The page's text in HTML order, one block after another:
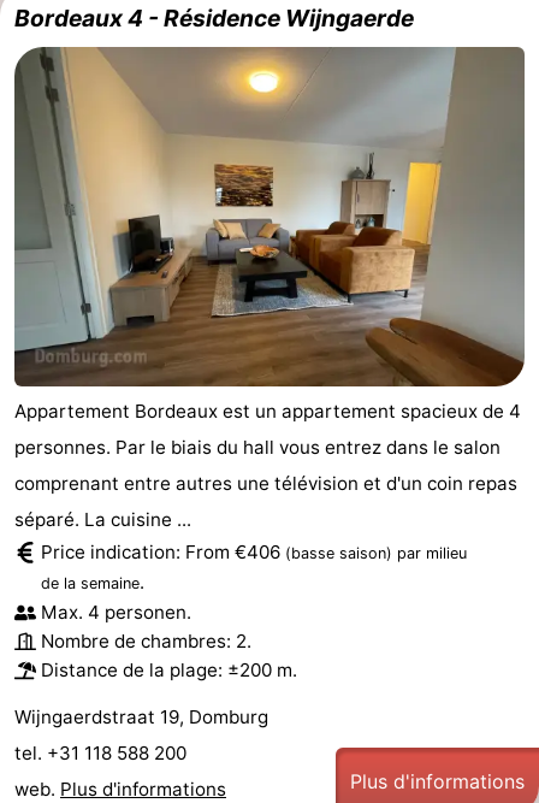
Bordeaux 4 - Résidence Wijngaerde
Appartement Bordeaux est un appartement spacieux de 4
personnes. Par le biais du hall vous entrez dans le salon
comprenant entre autres une télévision et d'un coin repas
séparé. La cuisine ...
Price indication: From €406 (basse saison) par milieu
de la semaine.
Max. 4 personen.
Nombre de chambres: 2.
Distance de la plage: ±200 m.
Wijngaerdstraat 19, Domburg
tel. +31 118 588 200
web. Plus d'informations Plus d'informations